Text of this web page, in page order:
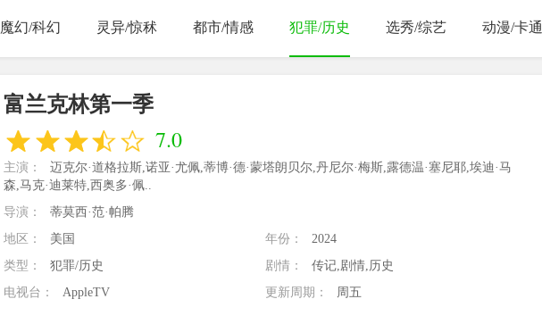
魔幻/科幻 灵异/惊秫 都市/情感 犯罪/历史 选秀/综艺 动漫/卡通
富兰克林第一季
7.0
主演：
迈克尔·道格拉斯,诺亚·尤佩,蒂博·德·蒙塔朗贝尔,丹尼尔·梅斯,露德温·塞尼耶,埃迪·马
森,马克·迪莱特,西奥多·佩..
导演：
蒂莫西·范·帕腾
地区：
美国 年份：
2024
类型：
犯罪/历史 剧情：
传记,剧情,历史
电视台：
AppleTV 更新周期： 周五